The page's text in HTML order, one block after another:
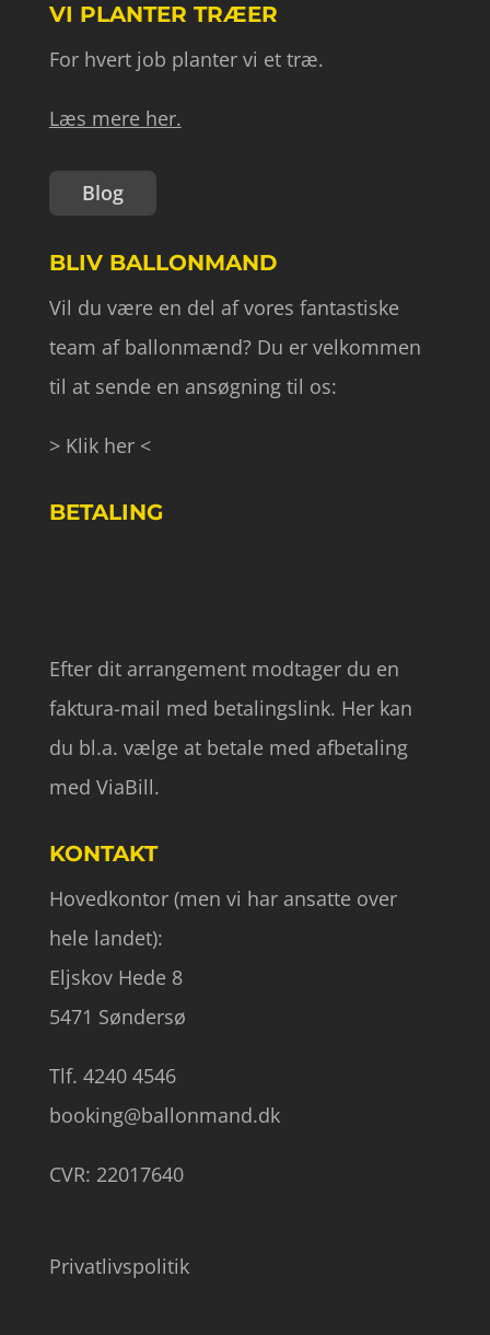
VI PLANTER TRÆER
For hvert job planter vi et træ.
Læs mere her.
Blog
BLIV BALLONMAND
Vil du være en del af vores fantastiske
team af ballonmænd? Du er velkommen
til at sende en ansøgning til os:
> Klik her <
BETALING
Efter dit arrangement modtager du en
faktura-mail med betalingslink. Her kan
du bl.a. vælge at betale med afbetaling
med ViaBill.
KONTAKT
Hovedkontor (men vi har ansatte over
hele landet):
Eljskov Hede 8
5471 Søndersø
Tlf. 4240 4546
booking@ballonmand.dk
CVR: 22017640
Privatlivspolitik